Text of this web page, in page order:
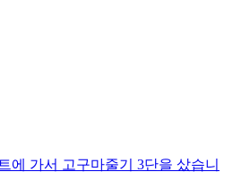
에 가서 고구마줄기 3단을 샀습니